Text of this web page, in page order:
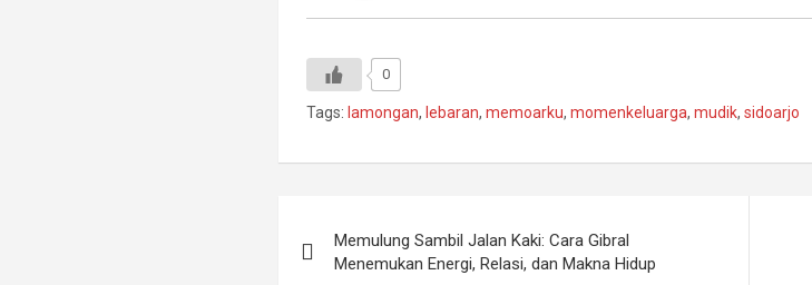
0
Tags: lamongan, lebaran,memoarku,momenkeluarga,mudik,sidoarjo
pos
Memulung Sambil Jalan Kaki: Cara Gibral
Menemukan Energi, Relasi, dan Makna Hidup